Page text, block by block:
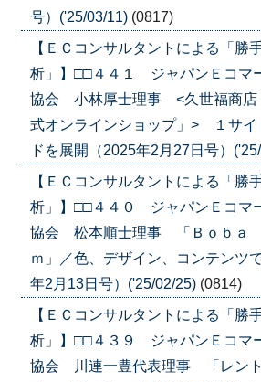
号）('25/03/11) (0817)
【ＥＣコンサルタントによる「勝
析」】□□４４１ ジャパンＥコマ
協会 小林厚士理事 <久世福商店
式オンラインショップ」> １サイ
ドを展開（2025年2月27日号）
【ＥＣコンサルタントによる「勝
析」】□□４４０ ジャパンＥコマ
協会 松本順士理事 「Ｂｏｂａ
ｍ」／色、デザイン、コンテンツ
年2月13日号）('25/02/25) (0814)
【ＥＣコンサルタントによる「勝
析」】□□４３９ ジャパンＥコマ
協会 川連一豊代表理事 「レント